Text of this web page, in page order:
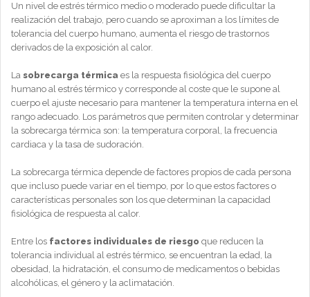
Un nivel de estrés térmico medio o moderado puede dificultar la
realización del trabajo, pero cuando se aproximan a los límites de
tolerancia del cuerpo humano, aumenta el riesgo de trastornos
derivados de la exposición al calor.
La sobrecarga térmica es la respuesta fisiológica del cuerpo
humano al estrés térmico y corresponde al coste que le supone al
cuerpo el ajuste necesario para mantener la temperatura interna en el
rango adecuado. Los parámetros que permiten controlar y determinar
la sobrecarga térmica son: la temperatura corporal, la frecuencia
cardiaca y la tasa de sudoración.
La sobrecarga térmica depende de factores propios de cada persona
que incluso puede variar en el tiempo, por lo que estos factores o
características personales son los que determinan la capacidad
fisiológica de respuesta al calor.
Entre los factores individuales de riesgo que reducen la
tolerancia individual al estrés térmico, se encuentran la edad, la
obesidad, la hidratación, el consumo de medicamentos o bebidas
alcohólicas, el género y la aclimatación.